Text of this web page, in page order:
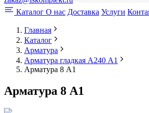
Каталог О нас Доставка Услуги
Главная
Каталог
Арматура
Арматура гладкая А240 А1
Арматура 8 А1
Арматура 8 А1